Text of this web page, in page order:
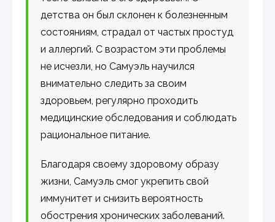
детства он был склонен к болезненным
состояниям, страдал от частых простуд
и аллергий. С возрастом эти проблемы
не исчезли, но Самуэль научился
внимательно следить за своим
здоровьем, регулярно проходить
медицинские обследования и соблюдать
рациональное питание.
Благодаря своему здоровому образу
жизни, Самуэль смог укрепить свой
иммунитет и снизить вероятность
обострения хронических заболеваний.